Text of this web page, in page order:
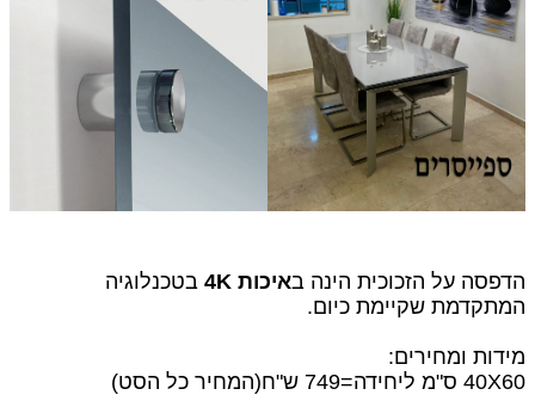
הדפסה על הזכוכית הינה באיכות 4K
בטכנלוגיה
המתקדמת שקיימת כיום.
מידות ומחירים:
40X60 ס"מ ליחידה=749 ש"ח
(המחיר כל הסט)